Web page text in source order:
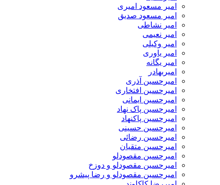
امیر مسعود امیری
امیر مسعود صدیق
امیر نشاطی
امیر نعیمی
امیر وکیلی
امیر یاوری
امیر یگانه
امیربهادر
امیرحسین آذری
امیرحسین افتخاری
امیرحسین ایمانی
امیرحسین پاک نهاد
امیرحسین پاکنهاد
امیرحسین حسینی
امیرحسین رضائی
امیرحسین متقیان
امیرحسین مقصودلو
امیرحسین مقصودلو و دوزخ
امیرحسین مقصودلو و رضا پیشرو